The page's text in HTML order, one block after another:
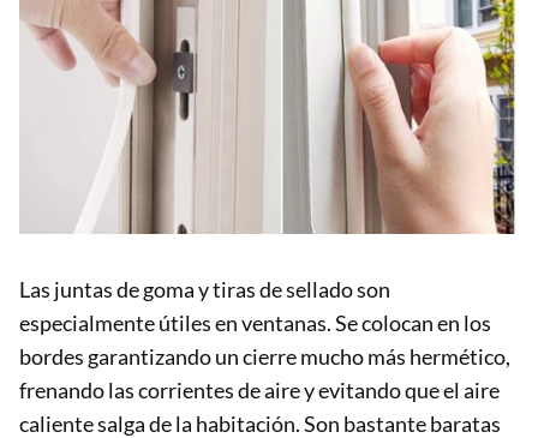
Las juntas de goma y tiras de sellado son
especialmente útiles en ventanas. Se colocan en los
bordes garantizando un cierre mucho más hermético,
frenando las corrientes de aire y evitando que el aire
caliente salga de la habitación. Son bastante baratas